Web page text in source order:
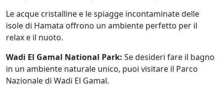
Le acque cristalline e le spiagge incontaminate delle
isole di Hamata offrono un ambiente perfetto per il
relax e il nuoto.
Wadi El Gamal National Park: Se desideri fare il bagno
in un ambiente naturale unico, puoi visitare il Parco
Nazionale di Wadi El Gamal.